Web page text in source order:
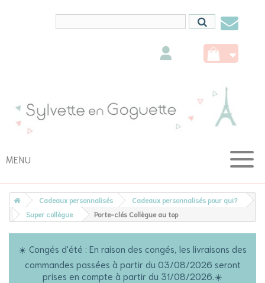
nous
MENU
Cadeaux personnalisés
Cadeaux personnalisés pour qui?
Super collègue
Porte-clés Collègue au top
☀️ Congés d'été : En raison des congés, les livraisons des
commandes passées à partir du 03/08/2026 seront
prises en compte à partir du 31/08/2026.☀️